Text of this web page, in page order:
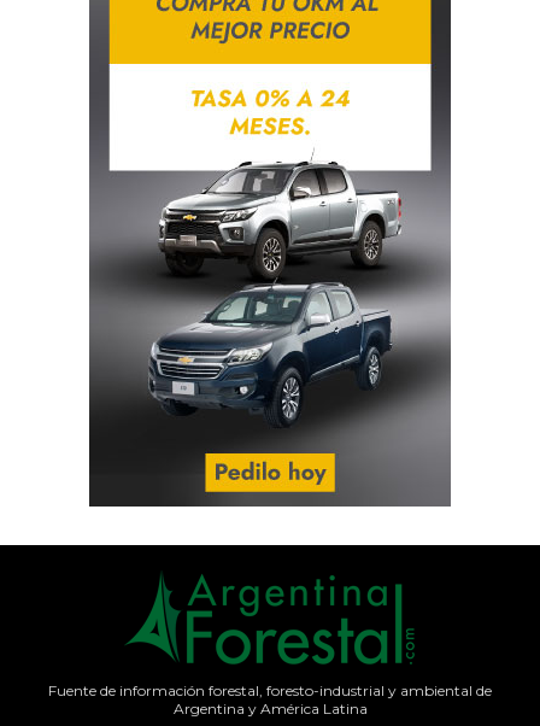
Fuente de información forestal, foresto-industrial y ambiental de
Argentina y América Latina